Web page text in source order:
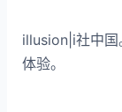
illusion|i社中国
体验。